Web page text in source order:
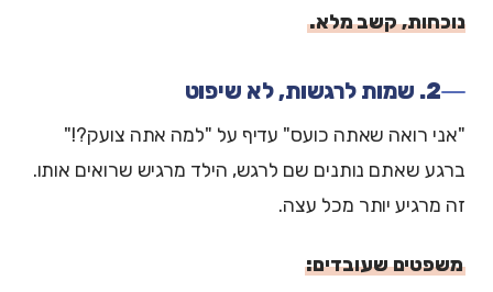
נוכחות, קשב מלא.
2. שמות לרגשות, לא שיפוט
"אני רואה שאתה כועס" עדיף על "למה אתה צועק?!"
ברגע שאתם נותנים שם לרגש, הילד מרגיש שרואים אותו.
זה מרגיע יותר מכל עצה.
משפטים שעובדים: